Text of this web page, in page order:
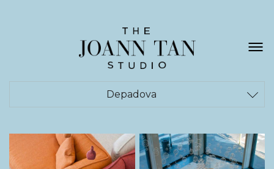
Depadova
ACQUA DI PARMA / ALESSI / BOLON
/
CORNELIANI
/ DARKPARK / DEPADOVA
/